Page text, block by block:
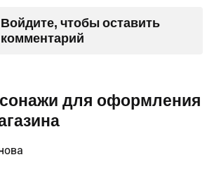
Войдите, чтобы оставить
комментарий
для оформления